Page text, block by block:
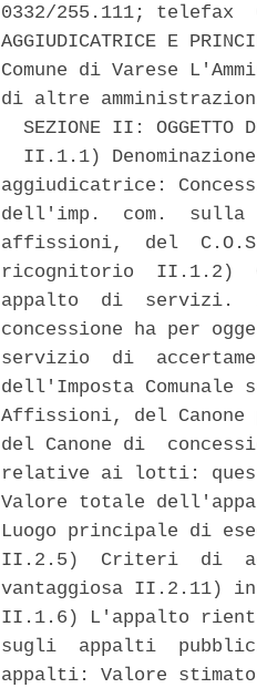
0332/255.111; telefax
AGGIUDICATRICE E
Comune di Varese
di altre
SEZIONE II: OGGETTO
II.1.1)
aggiudicatrice:
dell'imp.  com.
affissioni,  del
ricognitorio  II.1.2)
appalto  di  servizi.
concessione ha per
servizio  di
dell'Imposta
Affissioni, del Canone
del Canone di
relative ai lotti:
Valore totale
Luogo principale di
II.2.5)  Criteri  di
vantaggiosa II.2.11)
II.1.6) L'appalto
sugli  appalti
appalti: Valore